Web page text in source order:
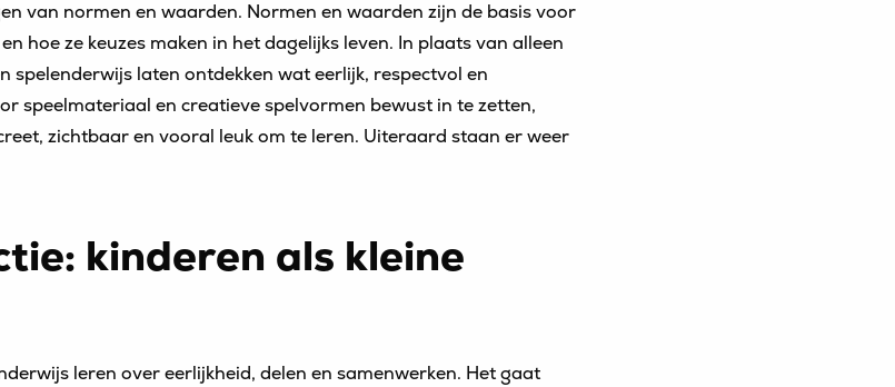
van normen en waarden. Normen en waarden zijn de basis voor
hoe ze keuzes maken in het dagelijks leven. In plaats van alleen
spelenderwijs laten ontdekken wat eerlijk, respectvol en
speelmateriaal en creatieve spelvormen bewust in te zetten,
zichtbaar en vooral leuk om te leren. Uiteraard staan er weer
kinderen als kleine
leren over eerlijkheid, delen en samenwerken. Het gaat